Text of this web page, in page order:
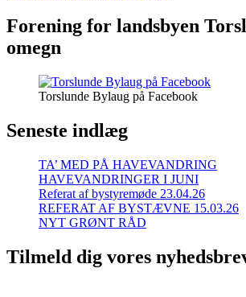
Forening for landsbyen
omegn
Torslunde Bylaug på Facebook
Seneste indlæg
TA’ MED PÅ HAVEVANDRING
HAVEVANDRINGER I JUNI
Referat af bystyremøde 23.04.26
REFERAT AF BYSTÆVNE 15.03.26
NYT GRØNT RÅD
Tilmeld dig vores